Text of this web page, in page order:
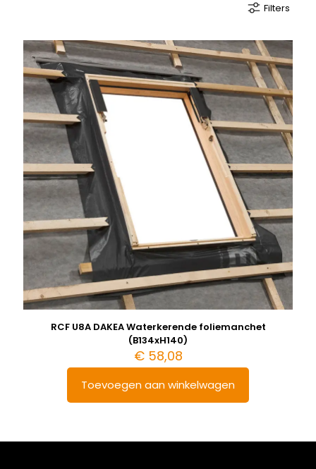
Filters
RCF U8A DAKEA Waterkerende foliemanchet
(B134xH140)
€58,08
Toevoegen aan winkelwagen